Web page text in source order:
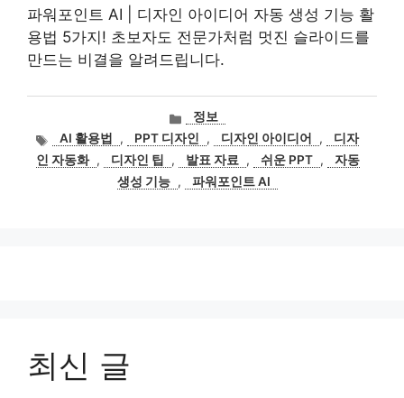
파워포인트 AI | 디자인 아이디어 자동 생성 기능 활
용법 5가지! 초보자도 전문가처럼 멋진 슬라이드를
만드는 비결을 알려드립니다.
카
테
고
리
정보
태
그
AI 활용법 , PPT 디자인 , 디자인 아이디어 ,
디자
인 자동화 , 디자인 팁 , 발표 자료 , 쉬운 PPT ,
자동
생성 기능 , 파워포인트 AI
최신 글